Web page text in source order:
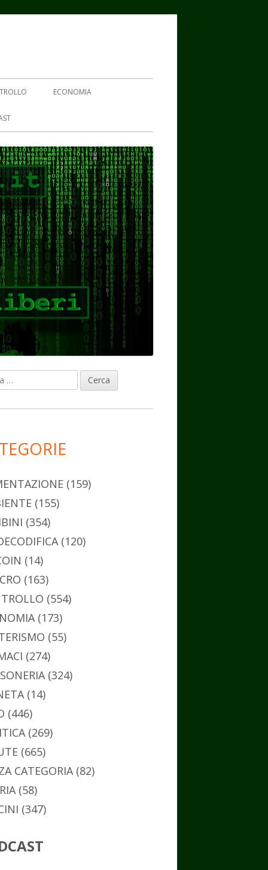
ECONOMIA
(159)
(155)
(354)
(120)
(14)
(163)
(554)
(173)
(55)
(274)
(324)
(14)
(446)
(269)
(665)
CATEGORIA(82)
(58)
(347)